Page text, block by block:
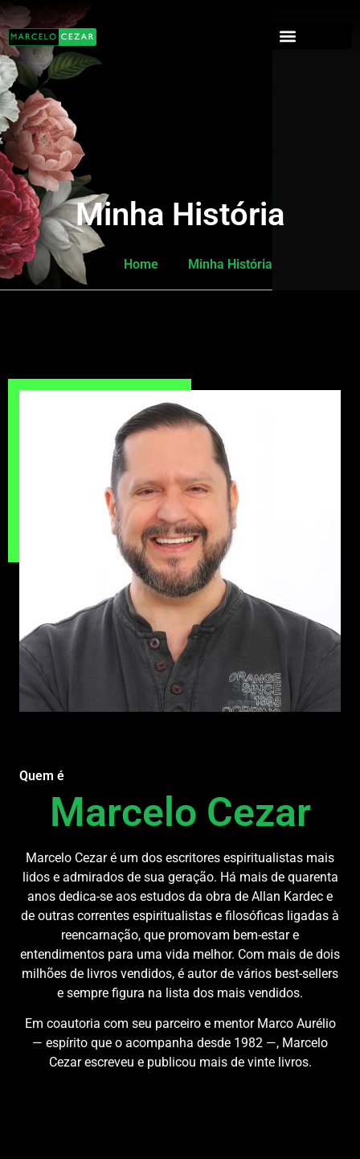
Minha História
Home Minha História
Quem é
Marcelo Cezar
Marcelo Cezar é um dos escritores espiritualistas mais
lidos e admirados de sua geração. Há mais de quarenta
anos dedica-se aos estudos da obra de Allan Kardec e
de outras correntes espiritualistas e filosóficas ligadas à
reencarnação, que promovam bem-estar e
entendimentos para uma vida melhor. Com mais de dois
milhões de livros vendidos, é autor de vários best-sellers
e sempre figura na lista dos mais vendidos.
Em coautoria com seu parceiro e mentor Marco Aurélio
— espírito que o acompanha desde 1982 —, Marcelo
Cezar escreveu e publicou mais de vinte livros.